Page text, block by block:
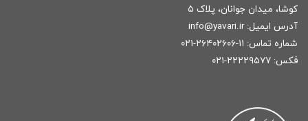
کوشا، میدان جوانان، پلاک ۵
آدرس ایمیل: info@yavari.ir
شماره تماس: ۱۱-۲۶۴۰۲۶۰۶-۰۲۱
فکس: ۲۲۲۲۹۵۷۷-۰۲۱